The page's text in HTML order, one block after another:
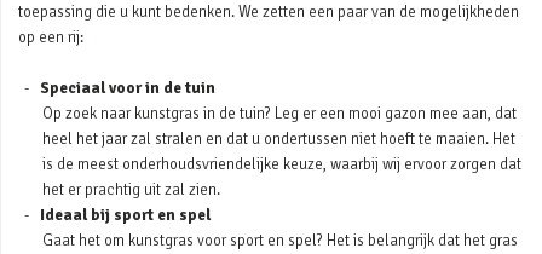
toepassing die u kunt bedenken. We zetten een paar van de mogelijkheden
op een rij:
Speciaal voor in de tuin
Op zoek naar kunstgras in de tuin? Leg er een mooi gazon mee aan, dat
heel het jaar zal stralen en dat u ondertussen niet hoeft te maaien. Het
is de meest onderhoudsvriendelijke keuze, waarbij wij ervoor zorgen dat
het er prachtig uit zal zien.
Ideaal bij sport en spel
Gaat het om kunstgras voor sport en spel? Het is belangrijk dat het gras